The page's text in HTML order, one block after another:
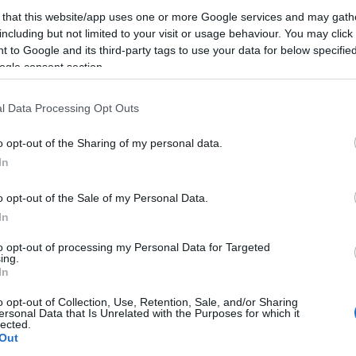
that this website/app uses one or more Google services and may
but not limited to your visit or usage behaviour. You may
to Google and its third-party tags to use your data for below
consent section.
Data Processing Opt Outs
opt-out of the Sharing of my personal data.
opt-out of the Sale of my Personal Data.
opt-out of processing my Personal Data for Targeted
opt-out of Collection, Use, Retention, Sale, and/or Sharing
Data that Is Unrelated with the Purposes for which it
más európai és Európán kívüli országhoz
az antiszemita incidensek 2023.
Kortárs Zsidó Dokumentációs Központ
2023-ban 454 incidenst
es adatnak. A Megfigyelőközpont még nem
Ki érti ezt: egy arab